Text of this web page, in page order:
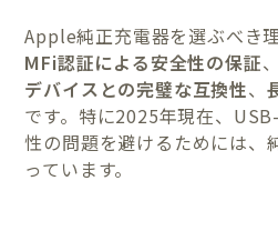
Apple純正充電器を選ぶべき理
MFi認証による安全性の保証、
デバイスとの完璧な互換性、
です。特に2025年現在、
性の問題を避けるためには、
っています。